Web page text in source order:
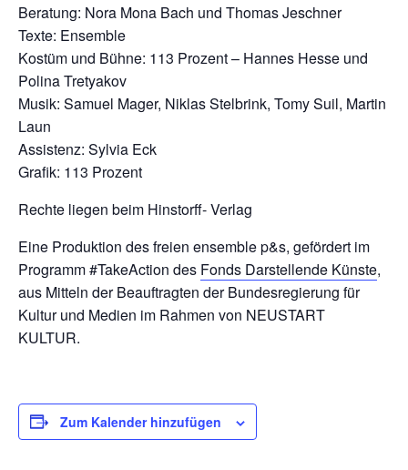
Beratung: Nora Mona Bach und Thomas Jeschner
Texte: Ensemble
Kostüm und Bühne: 113 Prozent – Hannes Hesse und
Polina Tretyakov
Musik: Samuel Mager, Niklas Stelbrink, Tomy Suil, Martin
Laun
Assistenz: Sylvia Eck
Grafik: 113 Prozent
Rechte liegen beim Hinstorff- Verlag
Eine Produktion des freien ensemble p&s, gefördert im
Programm #TakeAction des Fonds Darstellende Künste,
aus Mitteln der Beauftragten der Bundesregierung für
Kultur und Medien im Rahmen von NEUSTART
KULTUR.
Zum Kalender hinzufügen